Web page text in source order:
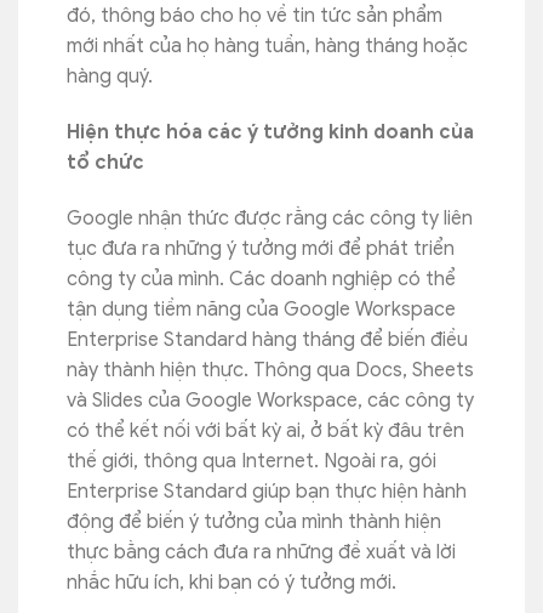
đó, thông báo cho họ về tin tức sản phẩm
mới nhất của họ hàng tuần, hàng tháng hoặc
hàng quý.
Hiện thực hóa các ý tưởng kinh doanh của
tổ chức
Google nhận thức được rằng các công ty liên
tục đưa ra những ý tưởng mới để phát triển
công ty của mình. Các doanh nghiệp có thể
tận dụng tiềm năng của Google Workspace
Enterprise Standard hàng tháng để biến điều
này thành hiện thực. Thông qua Docs, Sheets
và Slides của Google Workspace, các công ty
có thể kết nối với bất kỳ ai, ở bất kỳ đâu trên
thế giới, thông qua Internet. Ngoài ra, gói
Enterprise Standard giúp bạn thực hiện hành
động để biến ý tưởng của mình thành hiện
thực bằng cách đưa ra những đề xuất và lời
nhắc hữu ích, khi bạn có ý tưởng mới.